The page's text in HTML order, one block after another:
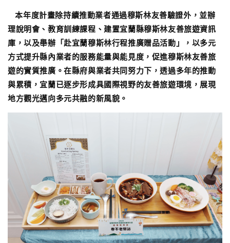
本年度計畫除持續推動業者通過穆斯林友善驗證外，並辦
理說明會、教育訓練課程、建置宜蘭縣穆斯林友善旅遊資訊
庫，以及舉辦「赴宜蘭穆斯林行程推廣贈品活動」，以多元
方式提升縣內業者的服務能量與能見度，促進穆斯林友善旅
遊的實質推廣。在縣府與業者共同努力下，透過多年的推動
與累積，宜蘭已逐步形成具國際視野的友善旅遊環境，展現
地方觀光邁向多元共融的新風貌。